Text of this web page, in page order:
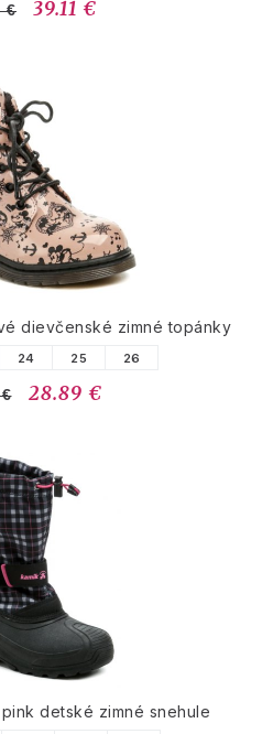
€ 39.11 €
dievčenské zimné topánky
24 25 26
28.89 €
pink detské zimné snehule